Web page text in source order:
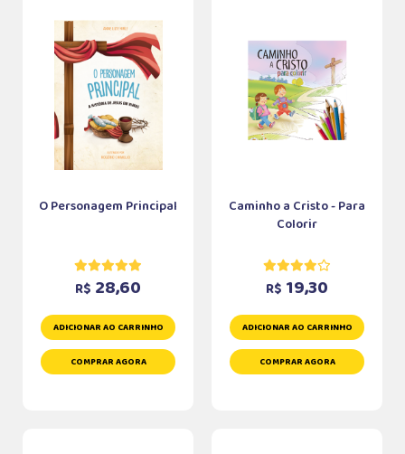
O Personagem Principal
R$ 28,60
ADICIONAR AO CARRINHO
COMPRAR AGORA
Caminho a Cristo - Para
Colorir
R$ 19,30
ADICIONAR AO CARRINHO
COMPRAR AGORA